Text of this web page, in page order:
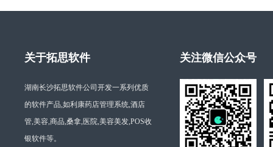
关于拓思软件
湖南长沙拓思软件公司开发一系列优质
的软件产品,如利康药店管理系统,酒店
管,美容,商品,桑拿,医院,美容美发,POS收
银软件等。
关注微信公众号